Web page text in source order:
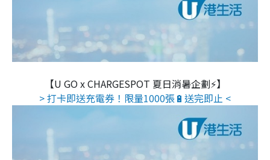
【U GO x CHARGESPOT 夏日消暑企劃⚡】
> 打卡即送充電券！限量1000張🔋送完即止 <